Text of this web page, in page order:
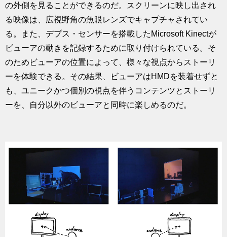
の外側を見ることができるのだ。スクリーンに映し出され
る映像は、広視野角の魚眼レンズでキャプチャされてい
る。また、デプス・センサーを搭載したMicrosoft Kinectが
ビューアの動きを記録するために取り付けられている。そ
のためビューアの位置によって、様々な視点からストーリ
ーを体験できる。その結果、ビューアはHMDを装着せずと
も、ユニークかつ個別の視点を伴うコンテンツとストーリ
ーを、自分以外のビューアと同時に楽しめるのだ。